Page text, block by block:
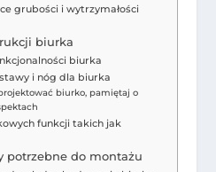
grubości i wytrzymałości
biurka
biurka
i nóg dla biurka
biurko, pamiętaj o
funkcji takich jak
potrzebne do montażu